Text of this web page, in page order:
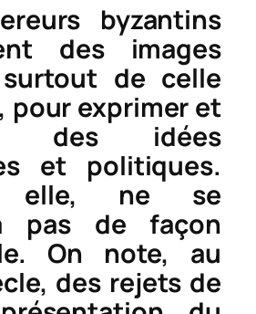
byzantins
des images
surtout de celle
pour exprimer et
des idées
et politiques.
elle, ne se
pas de façon
On note, au
des rejets de